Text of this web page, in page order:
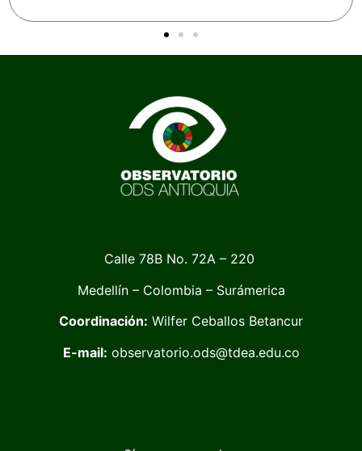
Calle 78B No. 72A – 220
Medellín – Colombia – Surámerica
Coordinación: Wilfer Ceballos Betancur
E-mail: observatorio.ods@tdea.edu.co